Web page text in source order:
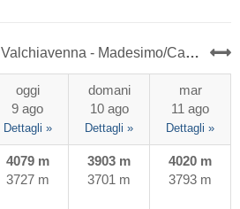
Valchiavenna - Madesimo/​Campodolcino
oggi
9 ago
Dettagli »
domani
10 ago
Dettagli »
mar
11 ago
Dettagli »
4079 m
3727 m
3903 m
3701 m
4020 m
3793 m